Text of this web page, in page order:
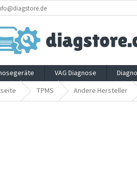
VAG Diagnose
TPMS Andere Hersteller